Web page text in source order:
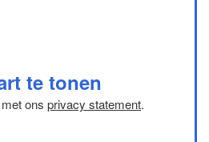
te tonen
ons privacy statement.